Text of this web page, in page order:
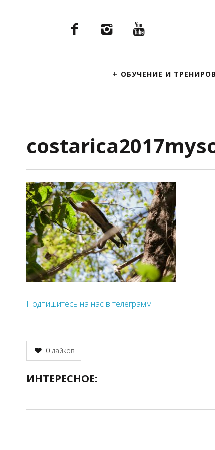
ОБУЧЕНИЕ И
Подпишитесь на нас в телеграмм
0лайков
ИНТЕРЕСНОЕ: